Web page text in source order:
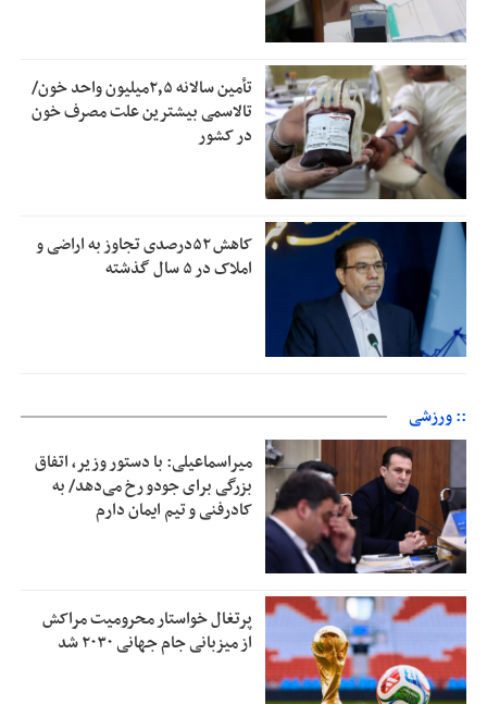
تأمین سالانه ۲٫۵میلیون واحد خون/
تالاسمی بیشترین علت مصرف‌ خون
در کشور
کاهش ۵۲درصدی تجاوز به اراضی و
املاک در ۵ سال گذشته
:: ورزشی
میراسماعیلی: با دستور وزیر، اتفاق
بزرگی برای جودو رخ می‌دهد/ به
کادرفنی و تیم ایمان دارم
پرتغال خواستار محرومیت مراکش
از میزبانی جام جهانی ۲۰۳۰ شد